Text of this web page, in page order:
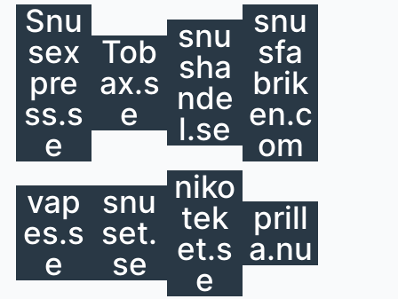
Snu
sex
pre
ss.s
e
Tob
ax.s
e
snu
sha
nde
l.se
snu
sfa
brik
en.c
om
vap
es.s
e
snu
set.
se
niko
tek
et.s
e
prill
a.nu